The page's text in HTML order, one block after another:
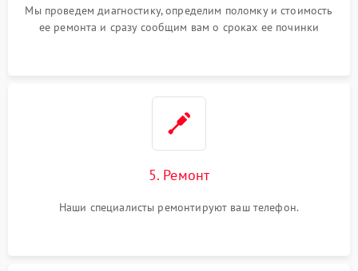
Мы проведем диагностику, определим поломку и стоимость
ее ремонта и сразу сообщим вам о сроках ее починки
5. Ремонт
Наши специалисты ремонтируют ваш телефон.